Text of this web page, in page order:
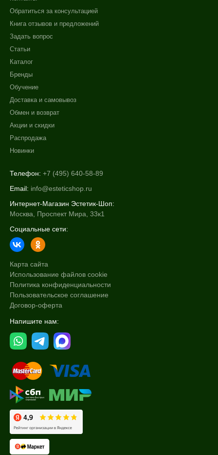
Обратиться за консультацией
Книга отзывов и предложений
Задать вопрос
Статьи
Каталог
Бренды
Обучение
Доставка и самовывоз
Обмен и возврат
Акции и скидки
Распродажа
Новинки
Телефон: +7 (495) 640-58-89
Email: info@esteticshop.ru
Интернет-Магазин Эстетик-Шоп:
Москва, Проспект Мира, 33к1
Социальные сети:
Карта сайта
Использование файлов cookie
Политика конфиденциальности
Пользовательское соглашение
Договор-оферта
Напишите нам: